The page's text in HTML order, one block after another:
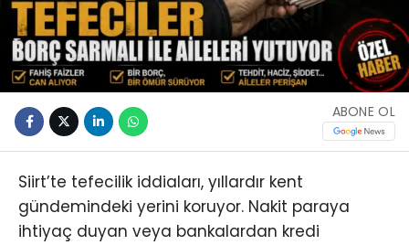
ABONE OL
Siirt’te tefecilik iddiaları, yıllardır kent
gündemindeki yerini koruyor. Nakit paraya
ihtiyaç duyan veya bankalardan kredi